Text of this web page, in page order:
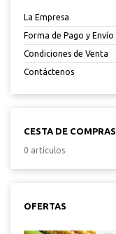
La Empresa
Forma de Pago y Envío
Condiciones de Venta
Contáctenos
CESTA DE COMPRAS
0 artículos
OFERTAS